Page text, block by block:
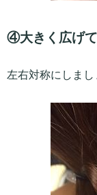
④大きく広げて
左右対称にしまし